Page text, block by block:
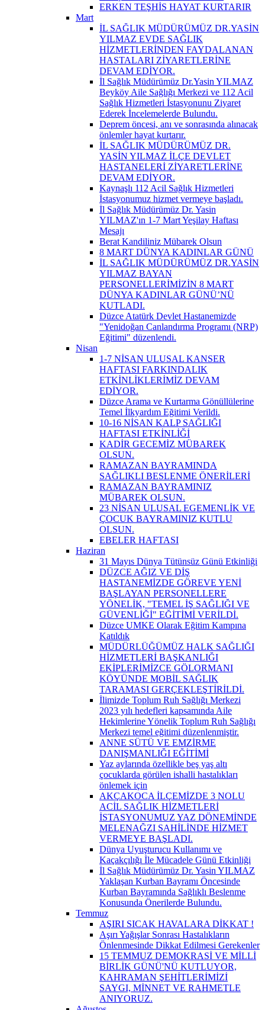
ERKEN TEŞHİS HAYAT KURTARIR
Mart
İL SAĞLIK MÜDÜRÜMÜZ DR.YASİN
YILMAZ EVDE SAĞLIK
HİZMETLERİNDEN FAYDALANAN
HASTALARI ZİYARETLERİNE
DEVAM EDİYOR.
İl Sağlık Müdürümüz Dr.Yasin YILMAZ
Beyköy Aile Sağlığı Merkezi ve 112 Acil
Sağlık Hizmetleri İstasyonunu Ziyaret
Ederek İncelemelerde Bulundu.
Deprem öncesi, anı ve sonrasında alınacak
önlemler hayat kurtarır.
İL SAĞLIK MÜDÜRÜMÜZ DR.
YASİN YILMAZ İLÇE DEVLET
HASTANELERİ ZİYARETLERİNE
DEVAM EDİYOR.
Kaynaşlı 112 Acil Sağlık Hizmetleri
İstasyonumuz hizmet vermeye başladı.
İl Sağlık Müdürümüz Dr. Yasin
YILMAZ'ın 1-7 Mart Yeşilay Haftası
Mesajı
Berat Kandiliniz Mübarek Olsun
8 MART DÜNYA KADINLAR GÜNÜ
İL SAĞLIK MÜDÜRÜMÜZ DR.YASİN
YILMAZ BAYAN
PERSONELLERİMİZİN 8 MART
DÜNYA KADINLAR GÜNÜ’NÜ
KUTLADI.
Düzce Atatürk Devlet Hastanemizde
"Yenidoğan Canlandırma Programı (NRP)
Eğitimi" düzenlendi.
Nisan
1-7 NİSAN ULUSAL KANSER
HAFTASI FARKINDALIK
ETKİNLİKLERİMİZ DEVAM
EDİYOR.
Düzce Arama ve Kurtarma Gönüllülerine
Temel İlkyardım Eğitimi Verildi.
10-16 NİSAN KALP SAĞLIĞI
HAFTASI ETKİNLİĞİ
KADİR GECEMİZ MÜBAREK
OLSUN.
RAMAZAN BAYRAMINDA
SAĞLIKLI BESLENME ÖNERİLERİ
RAMAZAN BAYRAMINIZ
MÜBAREK OLSUN.
23 NİSAN ULUSAL EGEMENLİK VE
ÇOCUK BAYRAMINIZ KUTLU
OLSUN.
EBELER HAFTASI
Haziran
31 Mayıs Dünya Tütünsüz Günü Etkinliği
DÜZCE AĞIZ VE DİŞ
HASTANEMİZDE GÖREVE YENİ
BAŞLAYAN PERSONELLERE
YÖNELİK, "TEMEL İŞ SAĞLIĞI VE
GÜVENLİĞİ" EĞİTİMİ VERİLDİ.
Düzce UMKE Olarak Eğitim Kampına
Katıldık
MÜDÜRLÜĞÜMÜZ HALK SAĞLIĞI
HİZMETLERİ BAŞKANLIĞI
EKİPLERİMİZCE GÖLORMANI
KÖYÜNDE MOBİL SAĞLIK
TARAMASI GERÇEKLEŞTİRİLDİ.
İlimizde Toplum Ruh Sağlığı Merkezi
2023 yılı hedefleri kapsamında Aile
Hekimlerine Yönelik Toplum Ruh Sağlığı
Merkezi temel eğitimi düzenlenmiştir.
ANNE SÜTÜ VE EMZİRME
DANIŞMANLIĞI EĞİTİMİ
Yaz aylarında özellikle beş yaş altı
çocuklarda görülen ishalli hastalıkları
önlemek için
AKÇAKOCA İLÇEMİZDE 3 NOLU
ACİL SAĞLIK HİZMETLERİ
İSTASYONUMUZ YAZ DÖNEMİNDE
MELENAĞZI SAHİLİNDE HİZMET
VERMEYE BAŞLADI.
Dünya Uyuşturucu Kullanımı ve
Kaçakçılığı İle Mücadele Günü Etkinliği
İl Sağlık Müdürümüz Dr. Yasin YILMAZ
Yaklaşan Kurban Bayramı Öncesinde
Kurban Bayramında Sağlıklı Beslenme
Konusunda Önerilerde Bulundu.
Temmuz
AŞIRI SICAK HAVALARA DİKKAT !
Aşırı Yağışlar Sonrası Hastalıkların
Önlenmesinde Dikkat Edilmesi Gerekenler
15 TEMMUZ DEMOKRASİ VE MİLLİ
BİRLİK GÜNÜ'NÜ KUTLUYOR,
KAHRAMAN ŞEHİTLERİMİZİ
SAYGI, MİNNET VE RAHMETLE
ANIYORUZ.